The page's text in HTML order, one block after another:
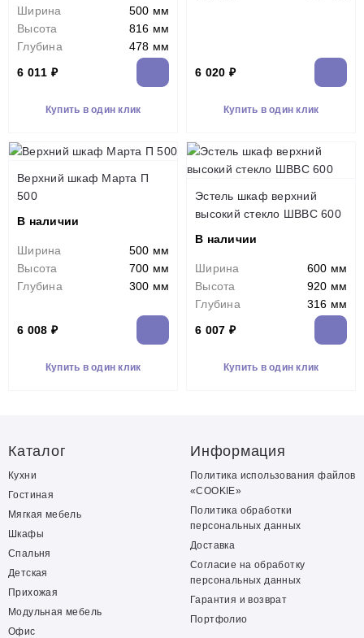
Ширина
500 мм
Высота
816 мм
Глубина
478 мм
6 011 ₽
Купить в один клик
6 020 ₽
Купить в один клик
Верхний шкаф Марта П
500
В наличии
Ширина
500 мм
Высота
700 мм
Глубина
300 мм
6 008 ₽
Купить в один клик
Эстель шкаф верхний
высокий стекло ШВВС 600
В наличии
Ширина
600 мм
Высота
920 мм
Глубина
316 мм
6 007 ₽
Купить в один клик
Каталог
Кухни
Гостиная
Мягкая мебель
Шкафы
Спальня
Детская
Прихожая
Модульная мебель
Офис
Информация
Политика использования файлов
«COOKIE»
Политика обработки
персональных данных
Доставка
Согласие на обработку
персональных данных
Гарантия и возврат
Портфолио